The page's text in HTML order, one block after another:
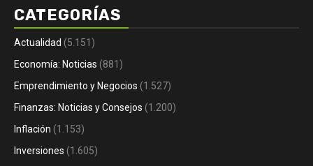
CATEGORÍAS
Actualidad (5.151)
Economía: Noticias (881)
Emprendimiento y Negocios (1.527)
Finanzas: Noticias y Consejos (1.200)
Inflación (1.153)
Inversiones (1.605)